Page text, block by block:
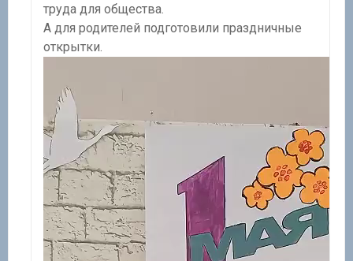
труда для общества.
А для родителей подготовили праздничные
открытки.